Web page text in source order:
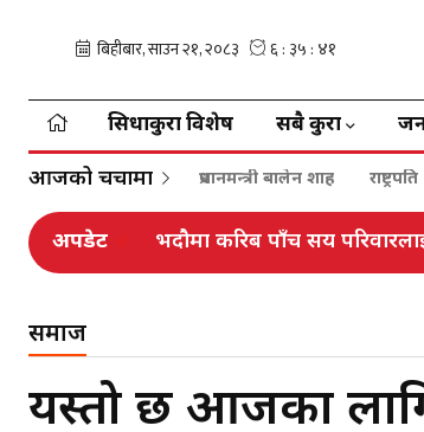
सिधाकुरा विशेष सबै कुरा
आजको चर्चामा प्रधानमन्त्री बालेन शाह राष्ट्रपति
अपडेट भदौमा करिब पाँच सय
समाज
यस्तो छ आजका